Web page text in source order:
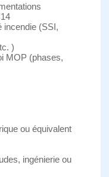
incendie (SSI,
)
MOP (phases,
ou équivalent
ingénierie ou